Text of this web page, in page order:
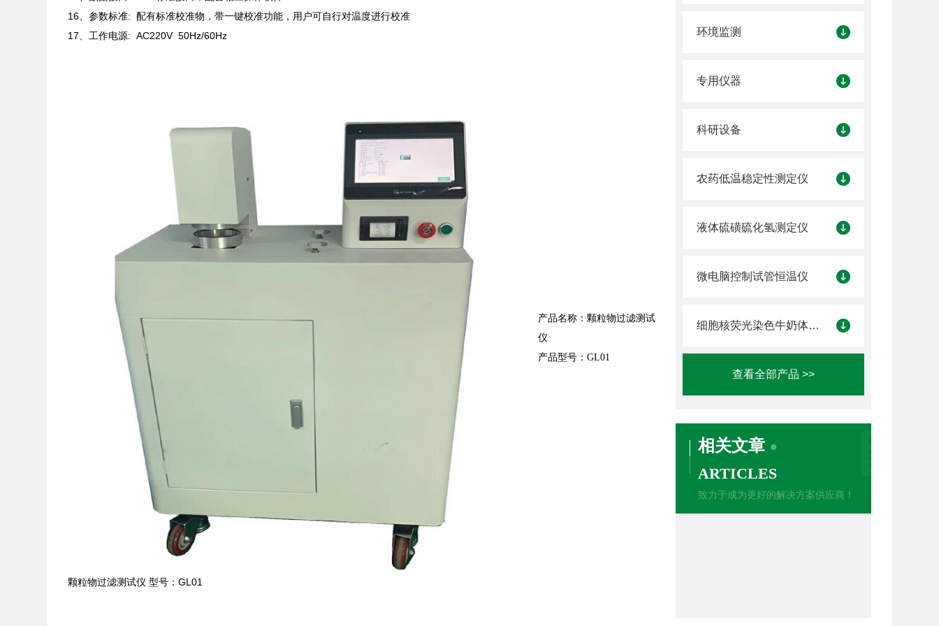
环境监测
专用仪器
科研设备
农药低温稳定性测定仪
液体硫磺硫化氢测定仪
微电脑控制试管恒温仪
细胞核荧光染色牛奶体细胞计数仪
查看全部产品 >>
相关文章
ARTICLES
致力于成为更好的解决方案供应商！
16、参数标准: 配有标准校准物，带一键校准功能，用户可自行对温度进行校准
17、工作电源: AC220V 50Hz/60Hz
产品名称：颗粒物过滤测试
仪
产品型号：GL01
颗粒物过滤测试仪 型号：GL01